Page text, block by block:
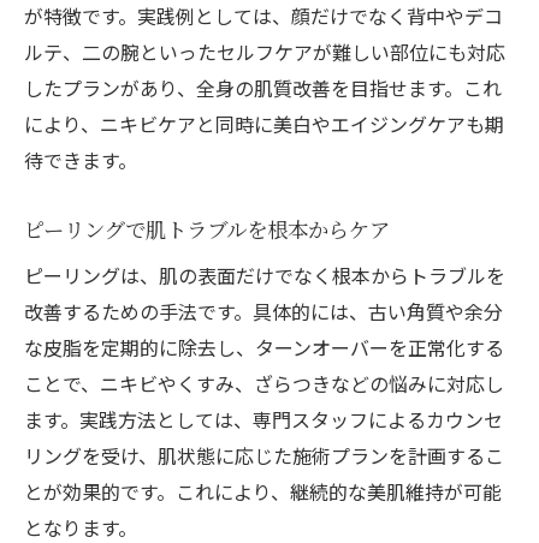
が特徴です。実践例としては、顔だけでなく背中やデコ
ルテ、二の腕といったセルフケアが難しい部位にも対応
したプランがあり、全身の肌質改善を目指せます。これ
により、ニキビケアと同時に美白やエイジングケアも期
待できます。
ピーリングで肌トラブルを根本からケア
ピーリングは、肌の表面だけでなく根本からトラブルを
改善するための手法です。具体的には、古い角質や余分
な皮脂を定期的に除去し、ターンオーバーを正常化する
ことで、ニキビやくすみ、ざらつきなどの悩みに対応し
ます。実践方法としては、専門スタッフによるカウンセ
リングを受け、肌状態に応じた施術プランを計画するこ
とが効果的です。これにより、継続的な美肌維持が可能
となります。